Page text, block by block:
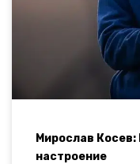
Мирослав Косев:
настроение